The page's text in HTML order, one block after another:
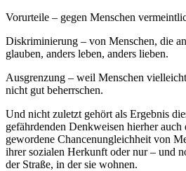
Vorurteile – gegen Menschen
Diskriminierung – von Menschen, die
glauben, anders leben, anders lieben.
Ausgrenzung – weil Menschen
nicht gut beherrschen.
Und nicht zuletzt gehört als Ergebnis
gefährdenden Denkweisen hierher
gewordene Chancenungleichheit von
ihrer sozialen Herkunft oder nur – und
der Straße, in der sie wohnen.